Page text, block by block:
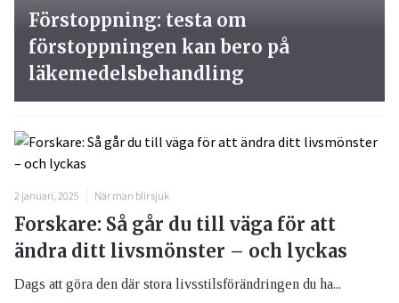
Förstoppning: testa om
förstoppningen kan bero på
läkemedelsbehandling
2 januari, 2025 När man blir sjuk
Forskare: Så går du till väga för att
ändra ditt livsmönster – och lyckas
Dags att göra den där stora livsstilsförändringen du ha...